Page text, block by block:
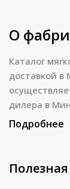
О
Каталог
доставкой в
дилера в
Подробнее